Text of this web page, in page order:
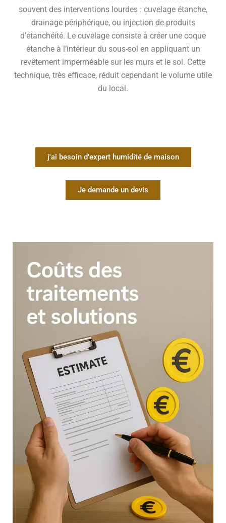
souvent des interventions lourdes : cuvelage étanche,
drainage périphérique, ou injection de produits
d’étanchéité. Le cuvelage consiste à créer une coque
étanche à l’intérieur du sous-sol en appliquant un
revêtement imperméable sur les murs et le sol. Cette
technique, très efficace, réduit cependant le volume utile
du local.
j'ai besoin d'expert humidité de maison
Je demande un devis